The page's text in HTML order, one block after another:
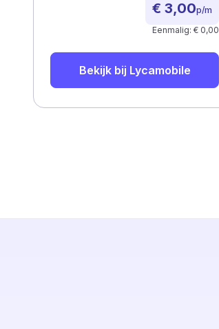
€ 3,00p/m
Eenmalig: € 0,00
Bekijk bij Lycamobile